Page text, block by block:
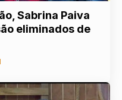
Sabrina Paiva
eliminados de